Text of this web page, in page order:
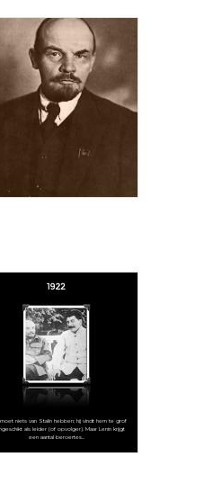
moet niets van Stalin hebben: hij vindt hem te grof
als leider (of opvolger). Maar Lenin krijgt
een aantal beroertes...